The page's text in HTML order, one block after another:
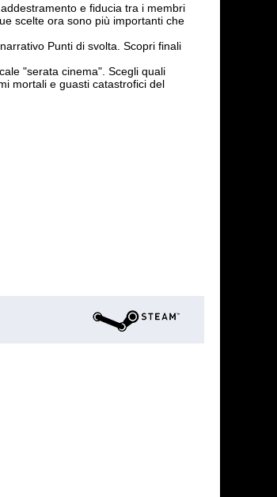
e fiducia tra i membri
scelte ora sono più importanti che
Punti di svolta. Scopri finali
"serata cinema". Scegli quali
mortali e guasti catastrofici del